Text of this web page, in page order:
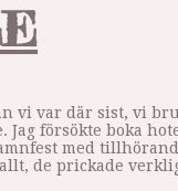
vi var där sist, vi
försökte boka
med
de prickade